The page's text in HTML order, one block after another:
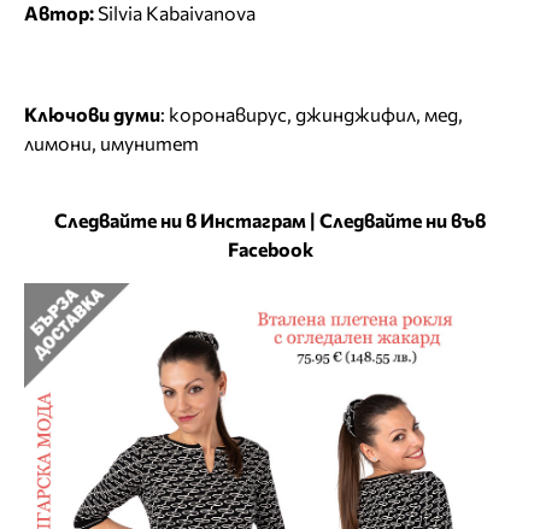
Автор:Silvia Kabaivanova
Ключови думи: коронавирус, джинджифил, мед,
лимони, имунитет
Следвайте ни в Инстаграм | Следвайте ни във
Facebook